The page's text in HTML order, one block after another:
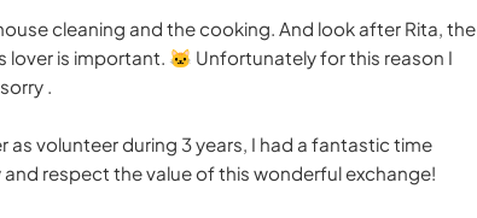
cleaning and the cooking. And look after Rita, the
is important. 🐱 Unfortunately for this reason I
.
as volunteer during 3 years, I had a fantastic time
respect the value of this wonderful exchange!